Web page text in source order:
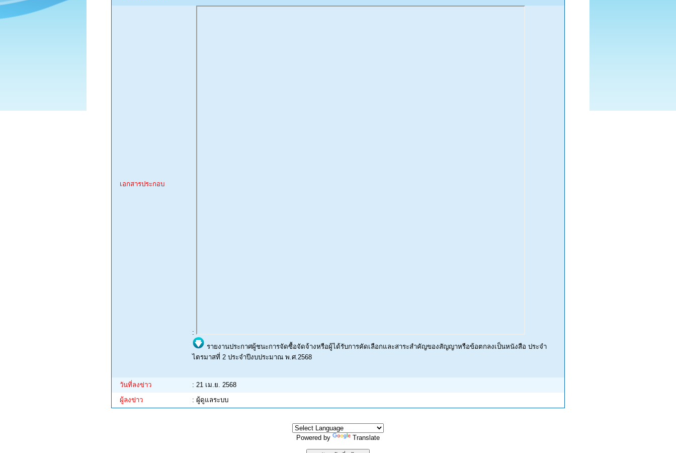
เอกสารประกอบ
:
รายงานประกาศผู้ชนะการจัดซื้อจัดจ้างหรือผู้ได้รับการคัดเลือกและสาระสำคัญของสัญญาหรือข้อตกลงเป็นหนังสือ ประจำ
ไตรมาสที่ 2 ประจำปีงบประมาณ พ.ศ.2568
วันที่ลงข่าว
: 21 เม.ย. 2568
ผู้ลงข่าว
: ผู้ดูแลระบบ
Powered by Translate